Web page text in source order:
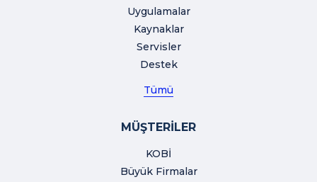
Uygulamalar
Kaynaklar
Servisler
Destek
Tümü
MÜŞTERİLER
KOBİ
Büyük Firmalar